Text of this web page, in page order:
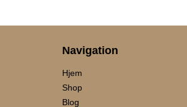
Navigation
Hjem
Shop
Blog